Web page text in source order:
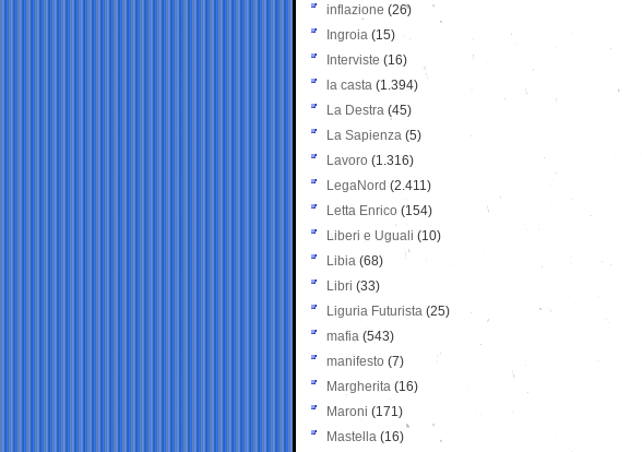
inflazione (26)
Ingroia (15)
Interviste (16)
la casta (1.394)
La Destra (45)
La Sapienza (5)
Lavoro (1.316)
LegaNord (2.411)
Letta Enrico (154)
Liberi e Uguali (10)
Libia (68)
Libri (33)
Liguria Futurista (25)
mafia (543)
manifesto (7)
Margherita (16)
Maroni (171)
Mastella (16)